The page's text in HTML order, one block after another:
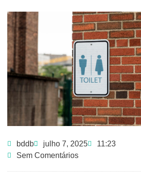
bddb julho 7, 2025
11:23
Sem Comentários